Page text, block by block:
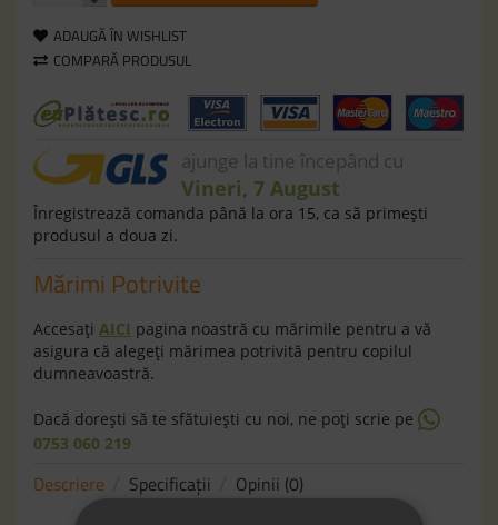
ADAUGĂ ÎN WISHLIST
COMPARĂ PRODUSUL
ajunge la tine începând cu
Vineri, 7 August
Înregistrează comanda până la ora 15, ca să primeşti
produsul a doua zi.
Mărimi Potrivite
Accesaţi AICI pagina noastră cu mărimile pentru a vă
asigura că alegeţi mărimea potrivită pentru copilul
dumneavoastră.
Dacă doreşti să te sfătuieşti cu noi, ne poţi scrie pe
0753 060 219
Descriere Specificaţii Opinii (0)